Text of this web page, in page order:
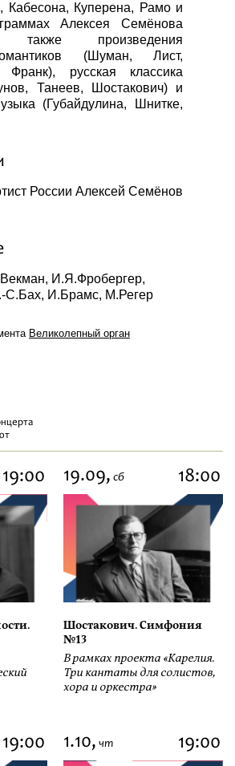
Кабесона, Куперена, Рамо и
Алексея Семёнова
также произведения
романтиков (Шуман, Лист,
русская классика
Танеев, Шостакович) и
(Губайдулина, Шнитке,
России Алексей Семёнов
И.Я.Фробергер,
С.Бах, И.Брамс, М.Регер
Великолепный орган
19:00 19.09, сб 18:00
Шостакович. Симфония
№13
В рамках проекта «Карелия.
Три кантаты для солистов,
хора и оркестра»
19:00 1.10, чт 19:00